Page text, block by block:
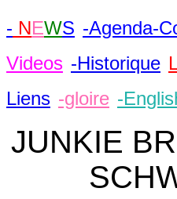
- NEWS -Agenda-
Videos -Historique
Liens -gloire -
JUNKIE